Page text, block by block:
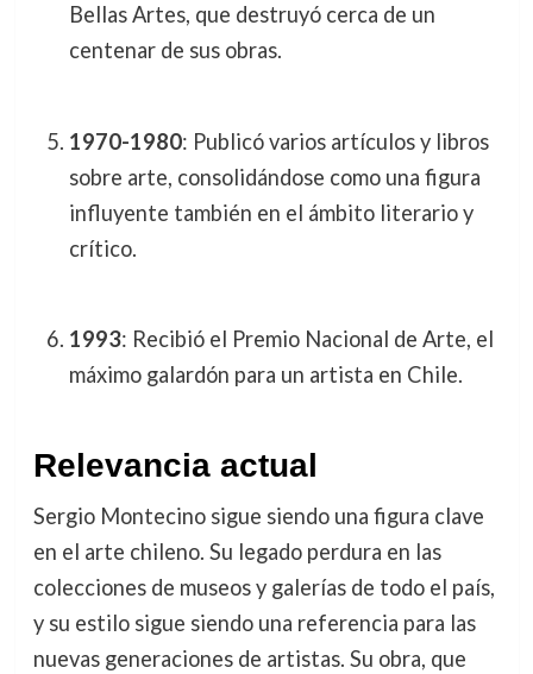
Bellas Artes, que destruyó cerca de un
centenar de sus obras.
1970-1980: Publicó varios artículos y libros
sobre arte, consolidándose como una figura
influyente también en el ámbito literario y
crítico.
1993: Recibió el Premio Nacional de Arte, el
máximo galardón para un artista en Chile.
Relevancia actual
Sergio Montecino sigue siendo una figura clave
en el arte chileno. Su legado perdura en las
colecciones de museos y galerías de todo el país,
y su estilo sigue siendo una referencia para las
nuevas generaciones de artistas. Su obra, que